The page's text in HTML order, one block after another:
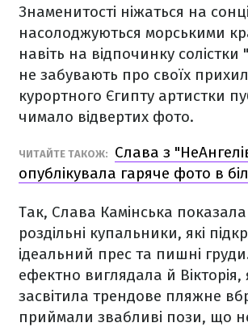
Знаменитості ніжаться на
насолоджуються морськими
навіть на відпочинку солістки
не забувають про своїх
курортного Єгипту артистки
чимало відвертих фото.
ЧИТАЙТЕ ТАКОЖ:
Слава з
опублікувала гаряче фото в
Так, Слава Камінська показала
роздільні купальники, які
ідеальний прес та пишні
ефектно виглядала й Вікторія,
засвітила трендове пляжне
приймали звабливі пози, що